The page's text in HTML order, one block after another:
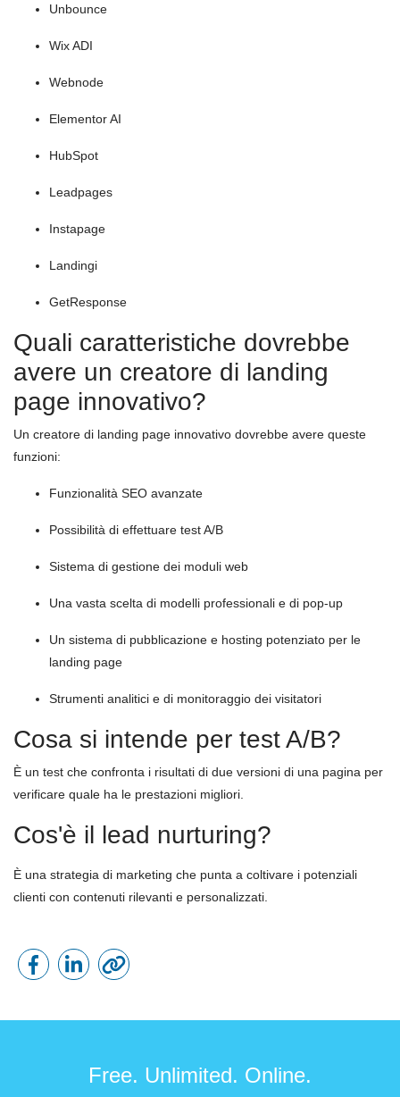
Unbounce
Wix ADI
Webnode
Elementor AI
HubSpot
Leadpages
Instapage
Landingi
GetResponse
Quali caratteristiche dovrebbe
avere un creatore di landing
page innovativo?
Un creatore di landing page innovativo dovrebbe avere queste
funzioni:
Funzionalità SEO avanzate
Possibilità di effettuare test A/B
Sistema di gestione dei moduli web
Una vasta scelta di modelli professionali e di pop-up
Un sistema di pubblicazione e hosting potenziato per le
landing page
Strumenti analitici e di monitoraggio dei visitatori
Cosa si intende per test A/B?
È un test che confronta i risultati di due versioni di una pagina per
verificare quale ha le prestazioni migliori.
Cos'è il lead nurturing?
È una strategia di marketing che punta a coltivare i potenziali
clienti con contenuti rilevanti e personalizzati.
Free. Unlimited. Online.